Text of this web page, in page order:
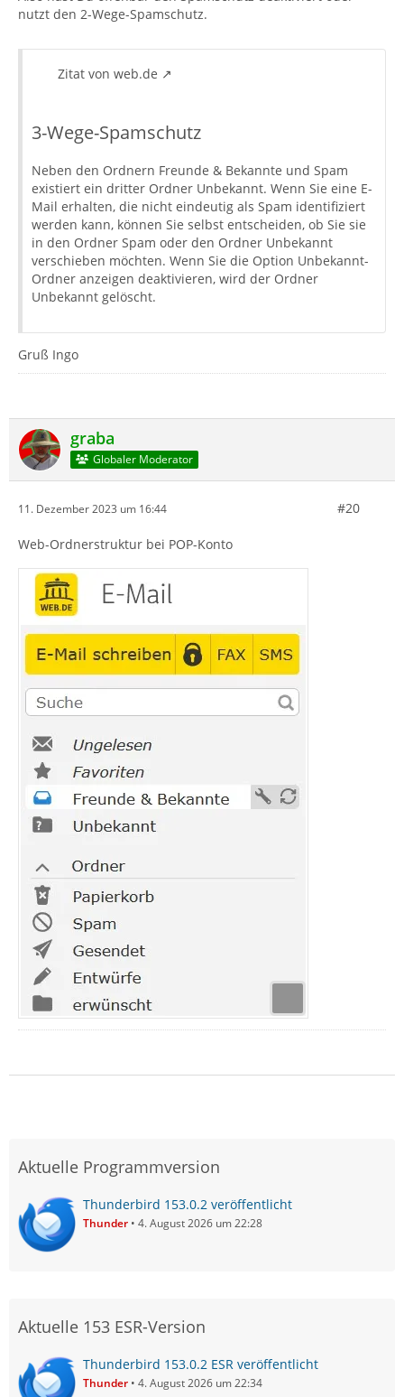
nutzt den 2-Wege-Spamschutz.
Zitat von web.de
3-Wege-Spamschutz
Neben den Ordnern Freunde & Bekannte und Spam
existiert ein dritter Ordner Unbekannt. Wenn Sie eine E-
Mail erhalten, die nicht eindeutig als Spam identifiziert
werden kann, können Sie selbst entscheiden, ob Sie sie
in den Ordner Spam oder den Ordner Unbekannt
verschieben möchten. Wenn Sie die Option Unbekannt-
Ordner anzeigen deaktivieren, wird der Ordner
Unbekannt gelöscht.
Gruß Ingo
graba
Globaler Moderator
11. Dezember 2023 um 16:44 #20
Web-Ordnerstruktur bei POP-Konto
Aktuelle Programmversion
Thunderbird 153.0.2 veröffentlicht
Thunder 4. August 2026 um 22:28
Aktuelle 153 ESR-Version
Thunderbird 153.0.2 ESR veröffentlicht
Thunder 4. August 2026 um 22:34